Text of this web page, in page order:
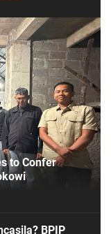
to Confer
BPIP